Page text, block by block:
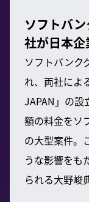
ソフトバ
社が日本
ソフトバンク
れ、両社によ
JAPAN」の設
額の料金をソ
の大型案件。
うな影響をも
られる大野峻